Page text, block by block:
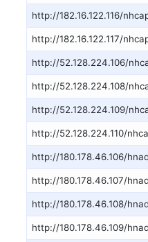
http://182.16.122.116/
http://182.16.122.117/
http://52.128.224.106/
http://52.128.224.108/
http://52.128.224.109/
http://52.128.224.110/
http://180.178.46.106/
http://180.178.46.107/
http://180.178.46.108/
http://180.178.46.109/